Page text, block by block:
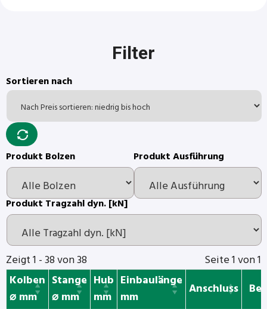
Filter
Sortieren nach
Produkt Bolzen Produkt Ausführung
Produkt Tragzahl dyn. [kN]
Zeigt 1 - 38 von 38
Seite 1 von 1
Kolben
⌀ mm
Stange
⌀ mm
Hub
mm
Einbaulänge
mm
Anschluss